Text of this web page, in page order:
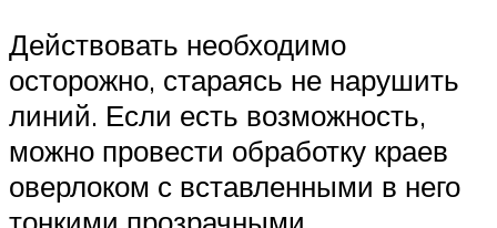
Действовать необходимо
осторожно, стараясь не нарушить
линий. Если есть возможность,
можно провести обработку краев
оверлоком с вставленными в него